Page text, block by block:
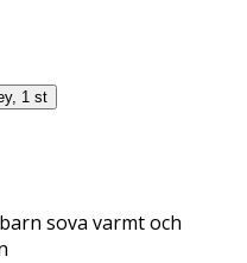
1 st
sova varmt och